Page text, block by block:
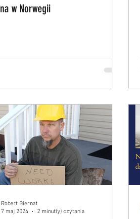
w Norwegii
Robert Biernat
7 maj 2024
2 minut(y) czytania